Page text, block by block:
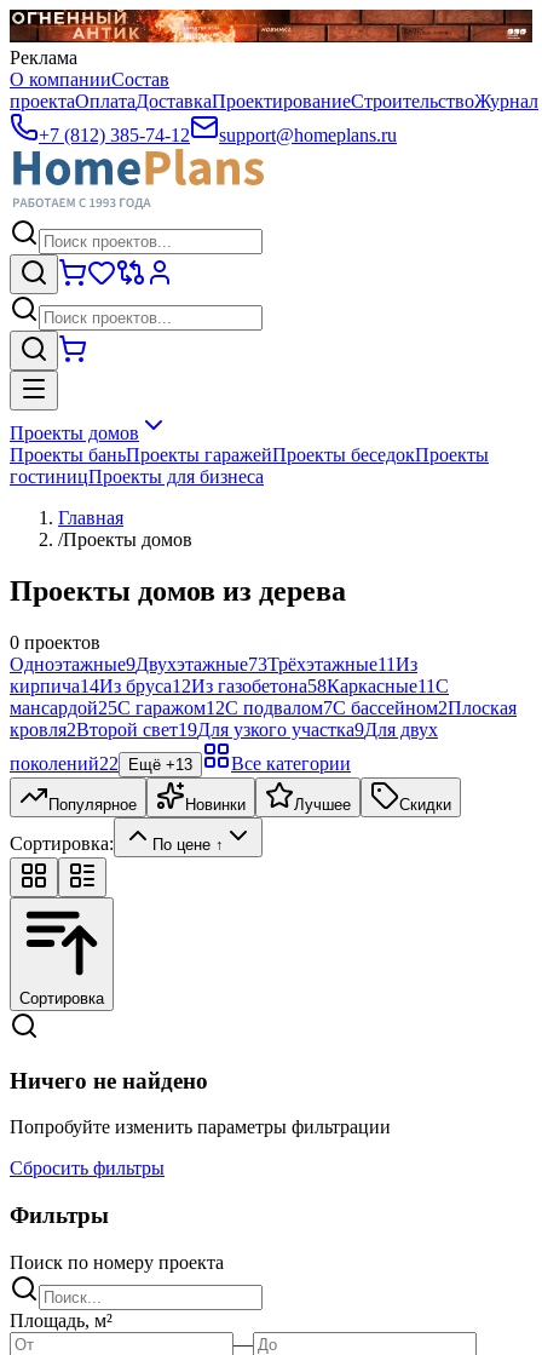
Реклама
О компанииСостав
проектаОплатаДоставкаПроектированиеСтроительствоЖурнал
+7 (812) 385-74-12
support@homeplans.ru
Проекты домов
Проекты баньПроекты гаражейПроекты беседокПроекты
гостиницПроекты для бизнеса
Главная
/Проекты домов
Проекты домов из дерева
0 проектов
Одноэтажные9Двухэтажные73Трёхэтажные11Из
кирпича14Из бруса12Из газобетона58Каркасные11С
мансардой25С гаражом12С подвалом7С бассейном2Плоская
кровля2Второй свет19Для узкого участка9Для двух
поколений22 Ещё +13 Все категории
Популярное Новинки Лучшее Скидки
Сортировка: По цене ↑
Сортировка
Ничего не найдено
Попробуйте изменить параметры фильтрации
Сбросить фильтры
Фильтры
Поиск по номеру проекта
Площадь, м²
—